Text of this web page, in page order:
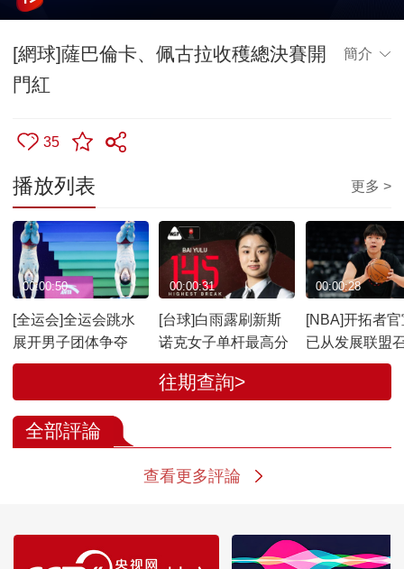
[網球]薩巴倫卡、佩古拉收穫總決賽開
門紅
簡介
35
播放列表 更多 >
[全运会]全运会跳水
展开男子团体争夺
00:00:50
[台球]白雨露刷新斯
诺克女子单杆最高分
00:00:31
[NBA]开拓者
已从发展联盟
锋杨瀚森
00:00:28
往期查詢>
全部評論
查看更多評論